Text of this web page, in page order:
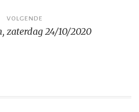
VOLGENDE
zaterdag 24/10/2020